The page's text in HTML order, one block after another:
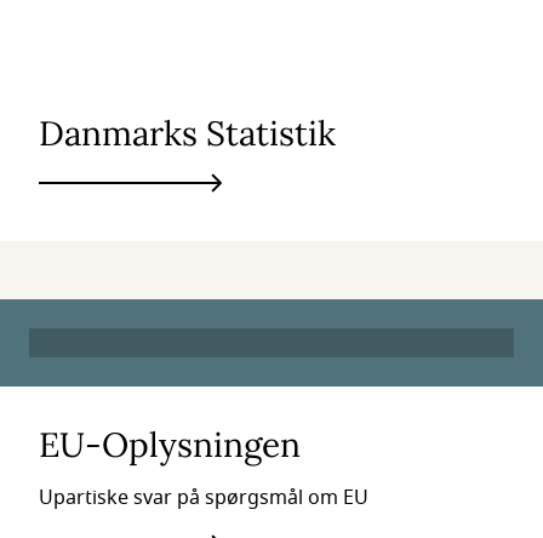
Danmarks Statistik
EU-Oplysningen
Upartiske svar på spørgsmål om EU